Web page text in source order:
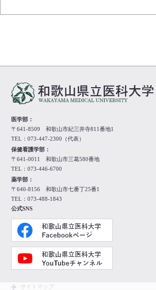
医学部：
〒641-8509 和歌山市紀三井寺811番地1
TEL：073-447-2300（代表）
保健看護学部：
〒641-0011 和歌山市三葛580番地
TEL：073-446-6700
薬学部：
〒640-8156 和歌山市七番丁25番1
TEL：073-488-1843
公式SNS
サイトマップ